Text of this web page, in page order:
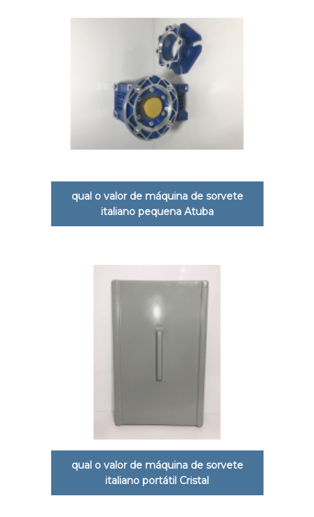
qual o valor de máquina de sorvete
italiano pequena Atuba
qual o valor de máquina de sorvete
italiano portátil Cristal